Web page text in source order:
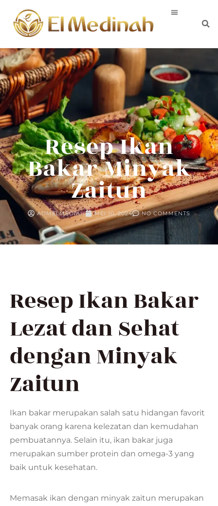
Resep Ikan
Bakar Minyak
Zaitun
ADMELMEDIAH MEI 10, 2024 NO COMMENTS
Resep Ikan Bakar
Lezat dan Sehat
dengan Minyak
Zaitun
Ikan bakar merupakan salah satu hidangan favorit
banyak orang karena kelezatan dan kemudahan
pembuatannya. Selain itu, ikan bakar juga
merupakan sumber protein dan omega-3 yang
baik untuk kesehatan.
Memasak ikan dengan minyak zaitun merupakan